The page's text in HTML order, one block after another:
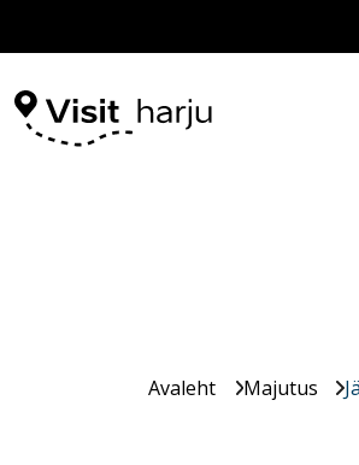
Avaleht Majutus